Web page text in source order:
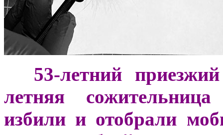
53-летний
летняя
избили и отобрали